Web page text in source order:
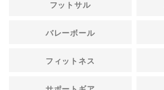
フットサル
バレーボール
フィットネス